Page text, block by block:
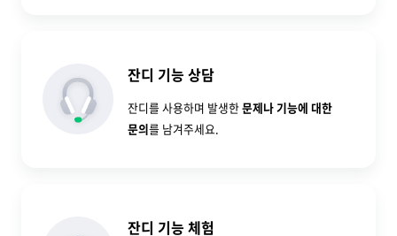
잔디 기능 상담
잔디를 사용하며 발생한문제나 기능에 대한
문의를 남겨주세요.
잔디 기능 체험